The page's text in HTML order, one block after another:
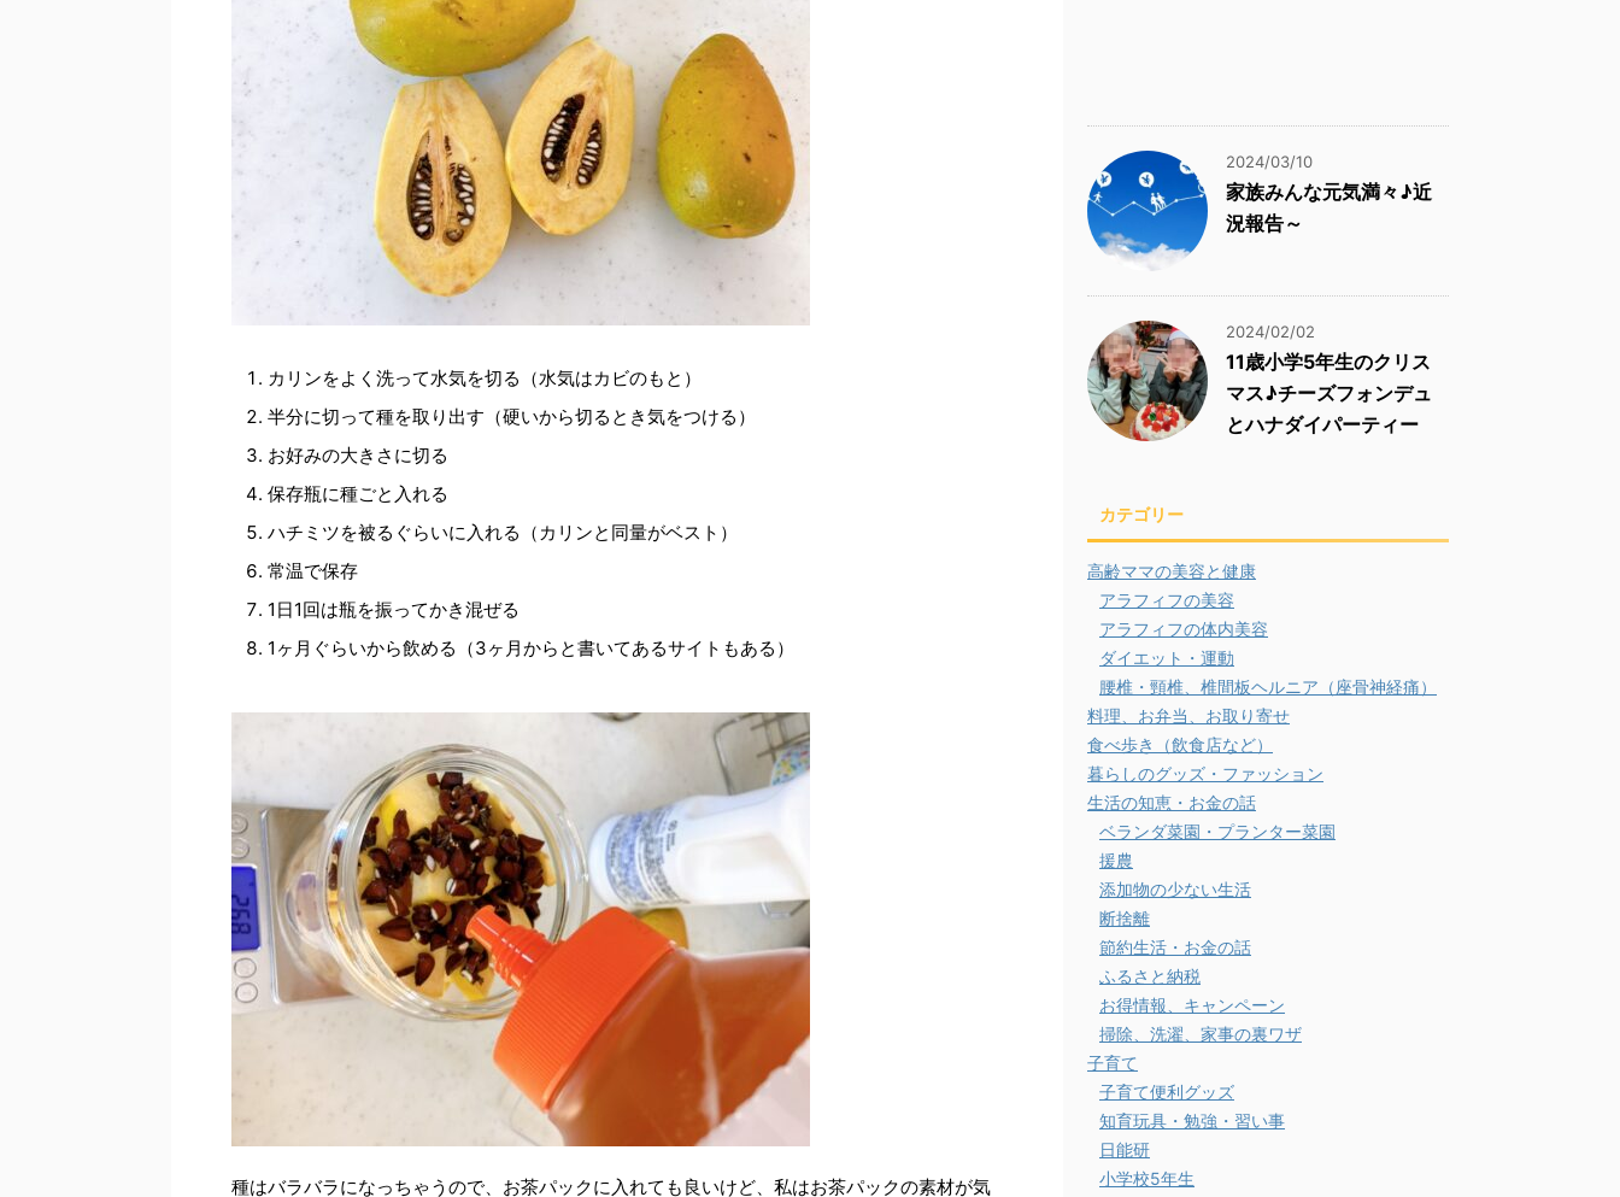
カリンをよく洗って水気を切る（水気はカビのもと）
半分に切って種を取り出す（硬いから切るとき気をつける）
お好みの大きさに切る
保存瓶に種ごと入れる
ハチミツを被るぐらいに入れる（カリンと同量がベスト）
常温で保存
1日1回は瓶を振ってかき混ぜる
1ヶ月ぐらいから飲める（3ヶ月からと書いてあるサイトもある）
種はバラバラになっちゃうので、お茶パックに入れても良いけど、私はお茶パックの素材が気
2024/03/10
家族みんな元気満々♪近
況報告～
2024/02/02
11歳小学5年生のクリス
マス♪チーズフォンデュ
とハナダイパーティー
カテゴリー
高齢ママの美容と健康
アラフィフの美容
アラフィフの体内美容
ダイエット・運動
腰椎・頸椎、椎間板ヘルニア（座骨神経痛）
料理、お弁当、お取り寄せ
食べ歩き（飲食店など）
暮らしのグッズ・ファッション
生活の知恵・お金の話
ベランダ菜園・プランター菜園
援農
添加物の少ない生活
断捨離
節約生活・お金の話
ふるさと納税
お得情報、キャンペーン
掃除、洗濯、家事の裏ワザ
子育て
子育て便利グッズ
知育玩具・勉強・習い事
日能研
小学校5年生